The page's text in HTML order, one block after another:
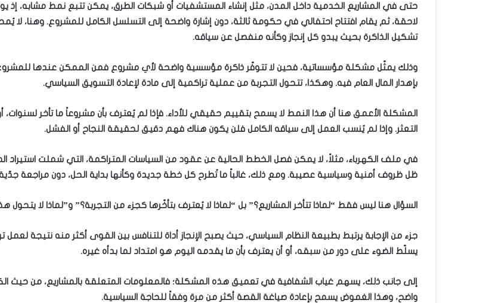
حتى في المشاريع الخدمية داخل المدن، مثل إنشاء المستشفيات أو شبكات الطرق، يمكن تتبع نمط
لاحقة، ثم يقام افتتاح احتفالي في حكومة ثالثة، دون إشارة واضحة إلى التسلسل الكامل للمشروع. وهنا، لا
تشكيل الذاكرة بحيث يبدو كل إنجاز وكأنه منفصل عن سياقه.
وذلك يمثّل مشكلة مؤسساتية، فحين لا تتوفّر ذاكرة مؤسسية واضحة لأي مشروع فمن الممكن عندها
بإهدار المال العام فيه. وهكذا، تتحول التجربة من عملية تراكمية إلى مادة لإعادة التسويق السياسي.
المشكلة الأعمق هنا أن هذا النمط لا يسمح بتقييم حقيقي للأداء. فإذا لم يُعترف بأن مشروعاً ما تأخر لسنوات،
التعثر. وإذا لم يُنسب العمل إلى سياقه الكامل فلن يكون هناك فهم دقيق لحقيقة النجاح أو الفشل.
في ملف الكهرباء، مثلاً، لا يمكن فصل الخطط الحالية عن عقود من السياسات المتراكمة، التي شملت استيراد
ظل ظروف أمنية وسياسية عصيبة. ومع ذلك، غالباً ما تُطرح كل خطة جديدة وكأنها بداية الحل، دون مراجعة
السؤال هنا ليس فقط “لماذا تتأخر المشاريع؟” بل “لماذا لا يُعترف بتأخّرها كجزء من التجربة؟” و”لماذا لا يتحول
جزء من الإجابة يرتبط بطبيعة النظام السياسي، حيث يصبح الإنجاز أداة للتنافس بين القوى أكثر منه
يسلّط الضوء على دور من سبقه، أو أن يعترف بأن ما يقدمه اليوم هو امتداد لما بدأه غيره.
إلى جانب ذلك، يسهم غياب الشفافية في تعميق هذه المشكلة؛ فالمعلومات المتعلقة بالمشاريع، من حيث
واضح، وهذا الغموض يسمح بإعادة صياغة القصة أكثر من مرة وفقاً للحاجة السياسية.